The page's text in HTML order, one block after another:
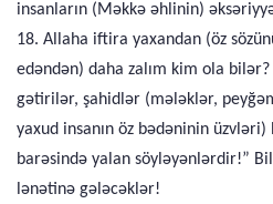
insanların (Məkkə əhlinin)
18. Allaha iftira yaxandan (öz
edəndən) daha zalım kim ola
gətirilər, şahidlər (mələklər,
yaxud insanın öz bədəninin
barəsində yalan söyləyənlərdir!”
lənətinə gələcəklər!